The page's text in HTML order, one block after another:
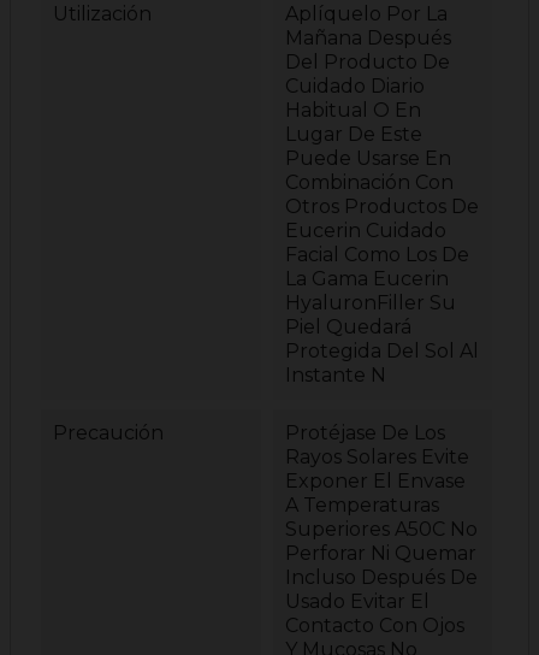
Utilización
Aplíquelo Por La
Mañana Después
Del Producto De
Cuidado Diario
Habitual O En
Lugar De Este
Puede Usarse En
Combinación Con
Otros Productos De
Eucerin Cuidado
Facial Como Los De
La Gama Eucerin
HyaluronFiller Su
Piel Quedará
Protegida Del Sol Al
Instante N
Precaución
Protéjase De Los
Rayos Solares Evite
Exponer El Envase
A Temperaturas
Superiores A50C No
Perforar Ni Quemar
Incluso Después De
Usado Evitar El
Contacto Con Ojos
Y Mucosas No